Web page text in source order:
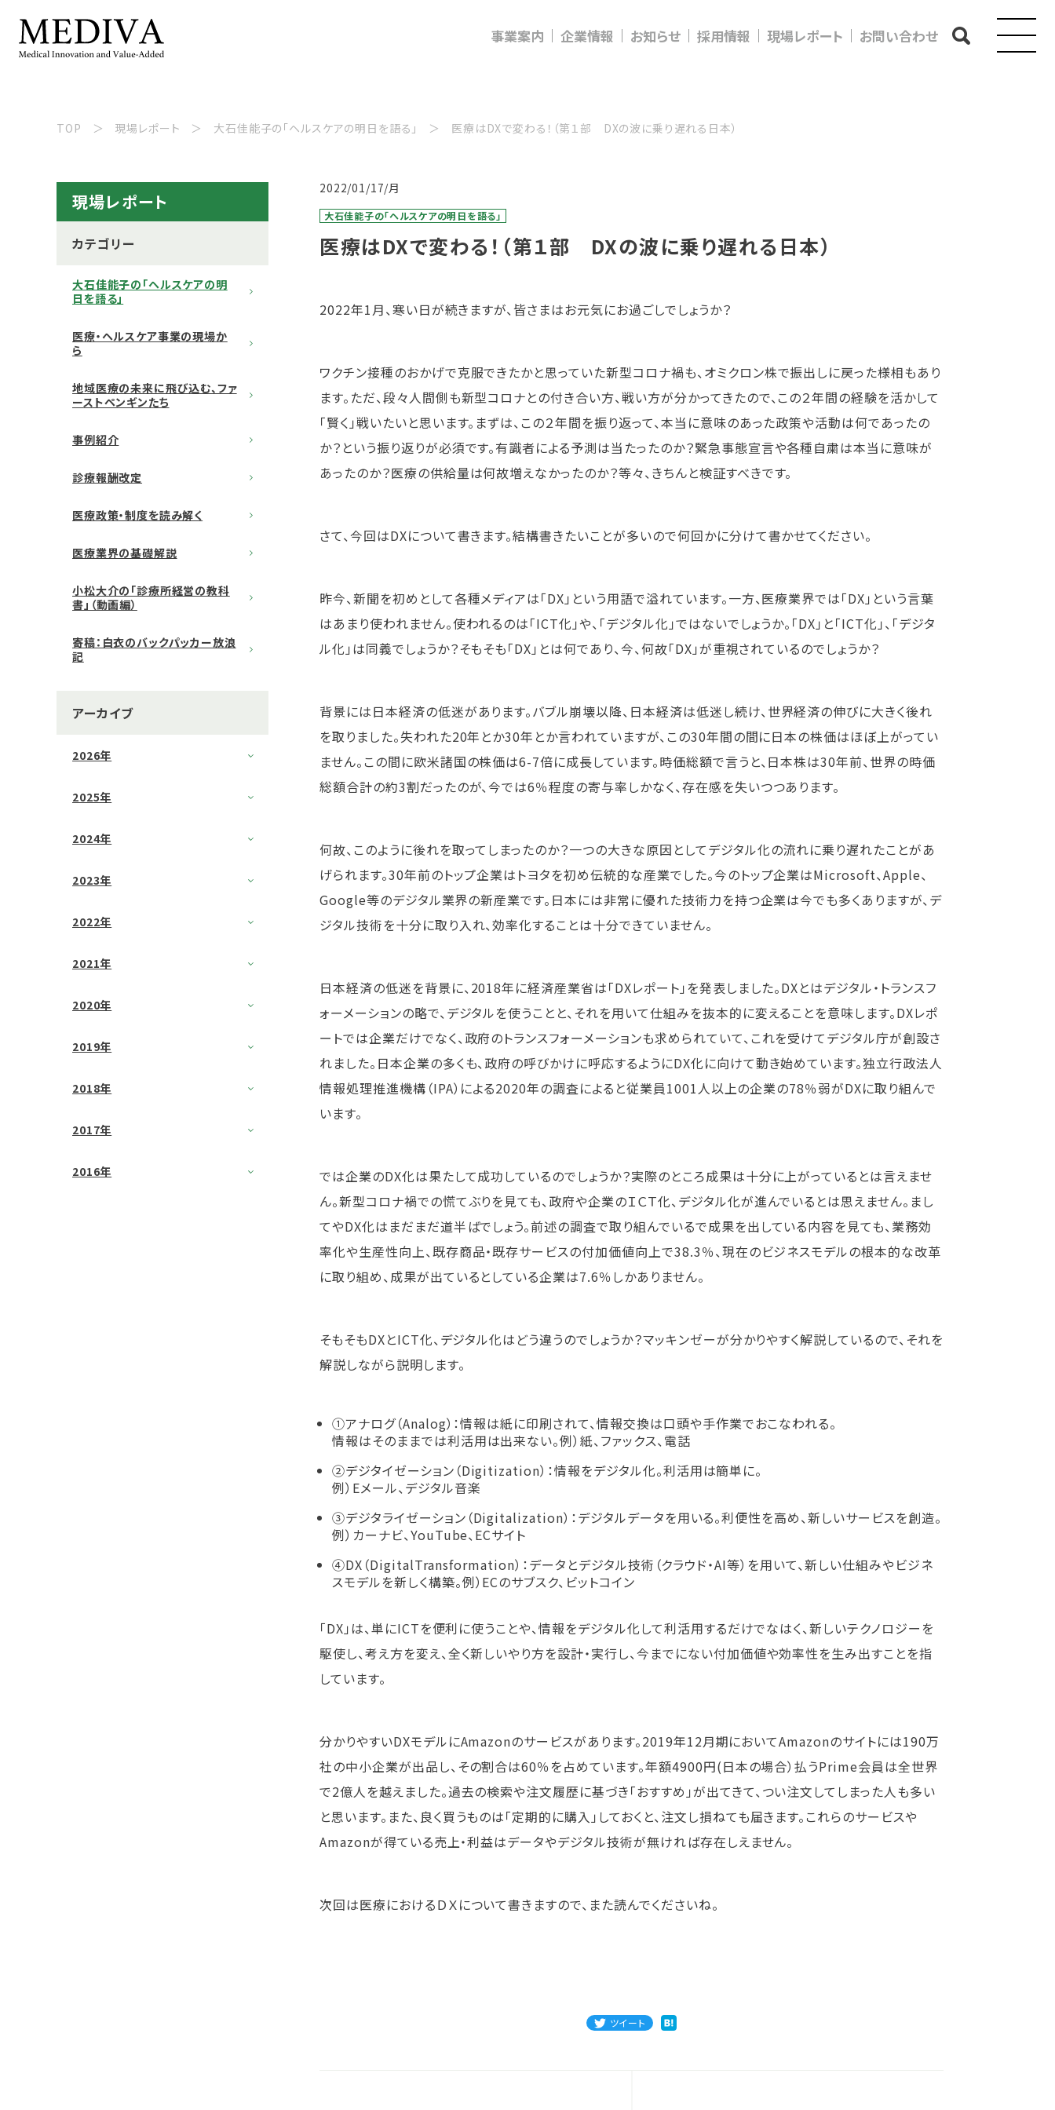
事業案内 企業情報 お知らせ 採用情報 現場レポート お問い合わせ
TOP 現場レポート 大石佳能子の「ヘルスケアの明日を語る」 医療はDXで変わる！（第１部 DXの波に乗り遅れる日本）
現場レポート
カテゴリー
大石佳能子の「ヘルスケアの明
日を語る」
医療・ヘルスケア事業の現場か
ら
地域医療の未来に飛び込む、ファ
ーストペンギンたち
事例紹介
診療報酬改定
医療政策・制度を読み解く
医療業界の基礎解説
小松大介の「診療所経営の教科
書」（動画編）
寄稿：白衣のバックパッカー放浪
記
アーカイブ
2026年
2025年
2024年
2023年
2022年
2021年
2020年
2019年
2018年
2017年
2016年
2022/01/17/月
大石佳能子の「ヘルスケアの明日を語る」
医療はDXで変わる！（第１部 DXの波に乗り遅れる日本）
2022年1月、寒い日が続きますが、皆さまはお元気にお過ごしでしょうか？
ワクチン接種のおかげで克服できたかと思っていた新型コロナ禍も、オミクロン株で振出しに戻った様相もあり
ます。ただ、段々人間側も新型コロナとの付き合い方、戦い方が分かってきたので、この２年間の経験を活かして
「賢く」戦いたいと思います。まずは、この２年間を振り返って、本当に意味のあった政策や活動は何であったの
か？という振り返りが必須です。有識者による予測は当たったのか？緊急事態宣言や各種自粛は本当に意味が
あったのか？医療の供給量は何故増えなかったのか？等々、きちんと検証すべきです。
さて、今回はDXについて書きます。結構書きたいことが多いので何回かに分けて書かせてください。
昨今、新聞を初めとして各種メディアは「DX」という用語で溢れています。一方、医療業界では「DX」という言葉
はあまり使われません。使われるのは「ICT化」や、「デジタル化」ではないでしょうか。「DX」と「ICT化」、「デジタ
ル化」は同義でしょうか？そもそも「DX」とは何であり、今、何故「DX」が重視されているのでしょうか？
背景には日本経済の低迷があります。バブル崩壊以降、日本経済は低迷し続け、世界経済の伸びに大きく後れ
を取りました。失われた20年とか30年とか言われていますが、この30年間の間に日本の株価はほぼ上がってい
ません。この間に欧米諸国の株価は6-7倍に成長しています。時価総額で言うと、日本株は30年前、世界の時価
総額合計の約3割だったのが、今では6％程度の寄与率しかなく、存在感を失いつつあります。
何故、このように後れを取ってしまったのか？一つの大きな原因としてデジタル化の流れに乗り遅れたことがあ
げられます。30年前のトップ企業はトヨタを初め伝統的な産業でした。今のトップ企業はMicrosoft、Apple、
Google等のデジタル業界の新産業です。日本には非常に優れた技術力を持つ企業は今でも多くありますが、デ
ジタル技術を十分に取り入れ、効率化することは十分できていません。
日本経済の低迷を背景に、2018年に経済産業省は「DXレポート」を発表しました。DXとはデジタル・トランスフ
ォーメーションの略で、デジタルを使うことと、それを用いて仕組みを抜本的に変えることを意味します。DXレポ
ートでは企業だけでなく、政府のトランスフォーメーションも求められていて、これを受けてデジタル庁が創設さ
れました。日本企業の多くも、政府の呼びかけに呼応するようにDX化に向けて動き始めています。独立行政法人
情報処理推進機構（IPA）による2020年の調査によると従業員1001人以上の企業の78％弱がDXに取り組んで
います。
では企業のDX化は果たして成功しているのでしょうか？実際のところ成果は十分に上がっているとは言えませ
ん。新型コロナ禍での慌てぶりを見ても、政府や企業のＩＣＴ化、デジタル化が進んでいるとは思えません。まし
てやDX化はまだまだ道半ばでしょう。前述の調査で取り組んでいるで成果を出している内容を見ても、業務効
率化や生産性向上、既存商品・既存サービスの付加価値向上で38.3％、現在のビジネスモデルの根本的な改革
に取り組め、成果が出ているとしている企業は7.6％しかありません。
そもそもDXとICT化、デジタル化はどう違うのでしょうか？マッキンゼーが分かりやすく解説しているので、それを
解説しながら説明します。
①アナログ（Analog）：情報は紙に印刷されて、情報交換は口頭や手作業でおこなわれる。
情報はそのままでは利活用は出来ない。例）紙、ファックス、電話
②デジタイゼーション（Digitization）：情報をデジタル化。利活用は簡単に。
例）Eメール、デジタル音楽
③デジタライゼーション（Digitalization）：デジタルデータを用いる。利便性を高め、新しいサービスを創造。
例）カーナビ、YouTube、ECサイト
④DX（DigitalTransformation）：データとデジタル技術（クラウド・AI等）を用いて、新しい仕組みやビジネ
スモデルを新しく構築。例）ECのサブスク、ビットコイン
「DX」は、単にICTを便利に使うことや、情報をデジタル化して利活用するだけでなはく、新しいテクノロジーを
駆使し、考え方を変え、全く新しいやり方を設計・実行し、今までにない付加価値や効率性を生み出すことを指
しています。
分かりやすいDXモデルにAmazonのサービスがあります。2019年12月期においてAmazonのサイトには190万
社の中小企業が出品し、その割合は60％を占めています。年額4900円(日本の場合）払うPrime会員は全世界
で2億人を越えました。過去の検索や注文履歴に基づき「おすすめ」が出てきて、つい注文してしまった人も多い
と思います。また、良く買うものは「定期的に購入」しておくと、注文し損ねても届きます。これらのサービスや
Amazonが得ている売上・利益はデータやデジタル技術が無ければ存在しえません。
次回は医療におけるＤＸについて書きますので、また読んでくださいね。
ツイート